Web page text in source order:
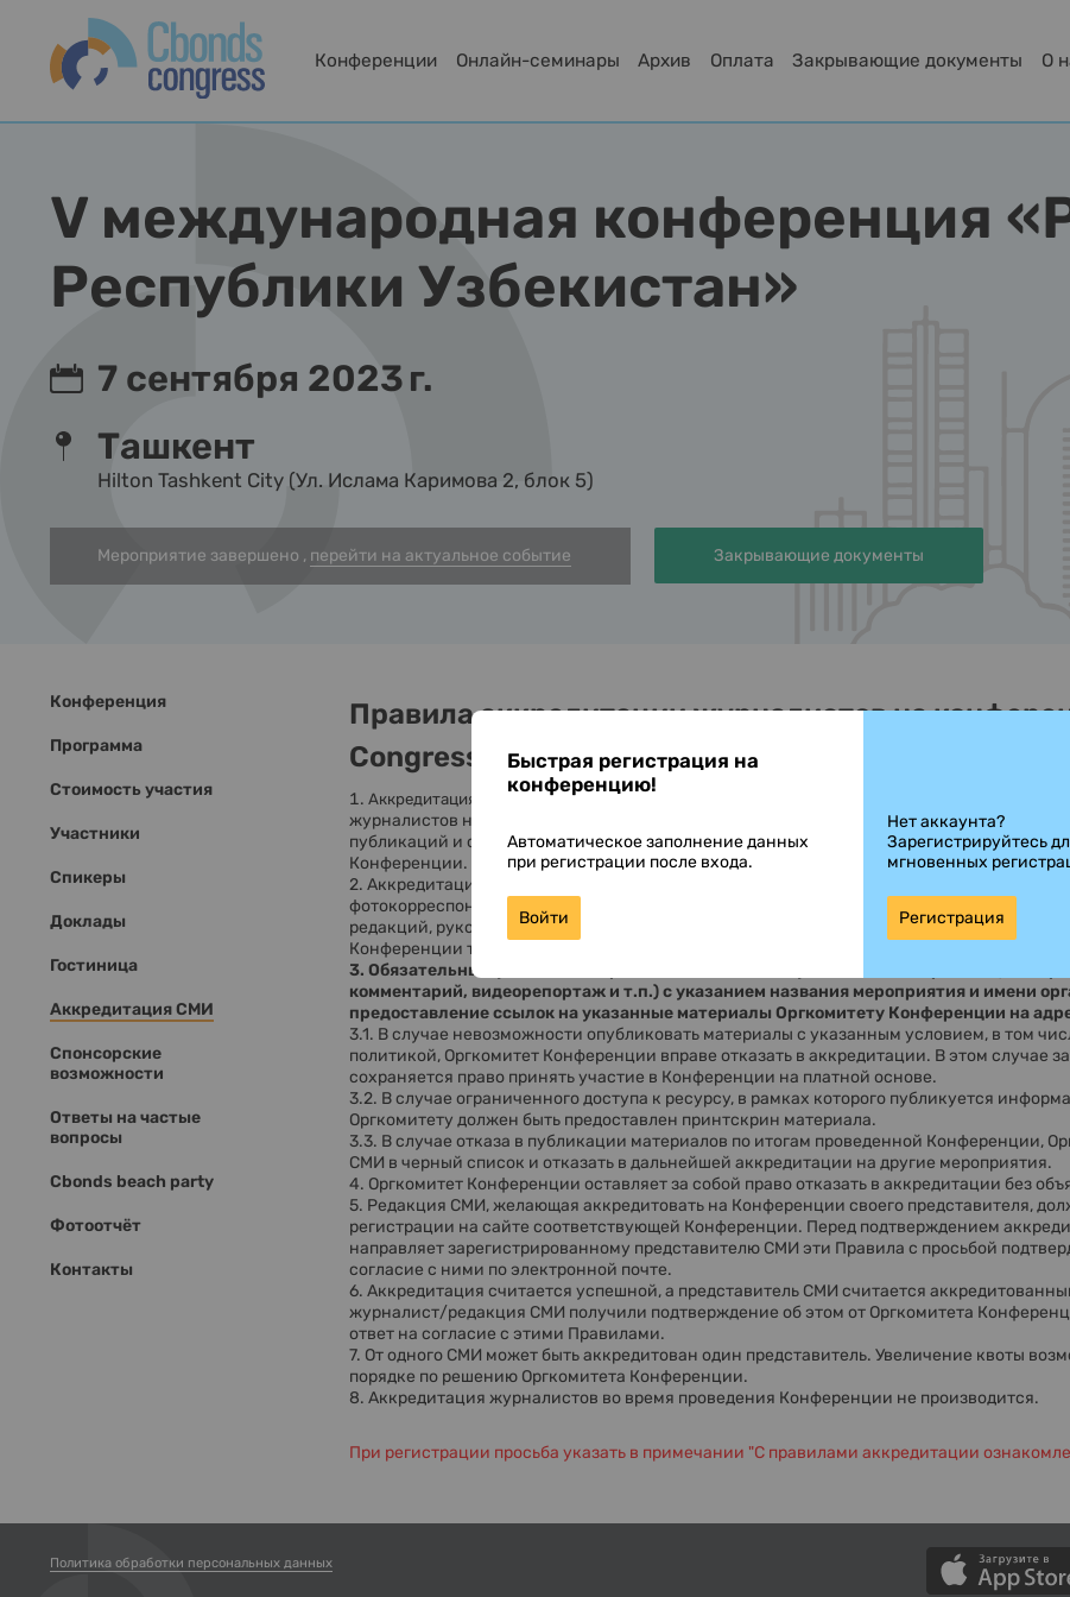
Конференции Онлайн-семинары Архив Оплата Закрывающие документы О
V международная конференция
Республики Узбекистан»
7 сентября 2023 г.
Ташкент
Hilton Tashkent City (Ул. Ислама Каримова 2, блок 5)
Мероприятие завершено , перейти на актуальное событие Закрывающие документы
Конференция
Программа
Стоимость участия
Участники
Спикеры
Доклады
Гостиница
Аккредитация СМИ
Спонсорские
возможности
Ответы на частые
вопросы
Cbonds beach party
Фотоотчёт
Контакты
Правила аккредитации журналистов на
Congress
Аккредитация
предоставляется только для журналистов тех СМИ, редакции которых
журналистов на Конференцию с целью сбора и получения информации для подготовки
публикаций и сюжетов о Конференции, о компаниях участвующих в Конференции, о
Конференции.
2. Аккредитация предоставляется только журналистам, т.е. корреспондентами,
фотокорреспондентами и сотрудниками съемочных групп. Другие представители СМИ,
редакций, руководителей и сотрудников отделов продаж, маркетинга, рекламы, PR и
Конференции только на платной основе.
3. Обязательным условием аккредитации является публикация материалов (пост-
комментарий, видеорепортаж и т.п.) с указанием названия мероприятия и имени
предоставление ссылок на указанные материалы Оргкомитету Конференции на
3.1. В случае невозможности опубликовать материалы с указанным условием, в том
политикой, Оргкомитет Конференции вправе отказать в аккредитации. В этом случае
сохраняется право принять участие в Конференции на платной основе.
3.2. В случае ограниченного доступа к ресурсу, в рамках которого публикуется
Оргкомитету должен быть предоставлен принтскрин материала.
3.3. В случае отказа в публикации материалов по итогам проведенной Конференции,
СМИ в черный список и отказать в дальнейшей аккредитации на другие мероприятия.
4. Оргкомитет Конференции оставляет за собой право отказать в аккредитации без
5. Редакция СМИ, желающая аккредитовать на Конференции своего представителя,
регистрации на сайте соответствующей Конференции. Перед подтверждением
направляет зарегистрированному представителю СМИ эти Правила с просьбой
согласие с ними по электронной почте.
6. Аккредитация считается успешной, а представитель СМИ считается
журналист/редакция СМИ получили подтверждение об этом от Оргкомитета
ответ на согласие с этими Правилами.
7. От одного СМИ может быть аккредитован один представитель. Увеличение квоты
порядке по решению Оргкомитета Конференции.
8. Аккредитация журналистов во время проведения Конференции не производится.
При регистрации просьба указать в примечании "С правилами аккредитации
Быстрая регистрация на
конференцию!
Автоматическое заполнение данных
при регистрации после входа.
Войти
Нет аккаунта?
Зарегистрируйтесь
мгновенных
Регистрация
Политика обработки персональных данных